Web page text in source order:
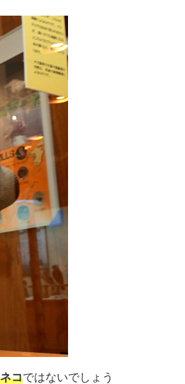
コではないでしょう